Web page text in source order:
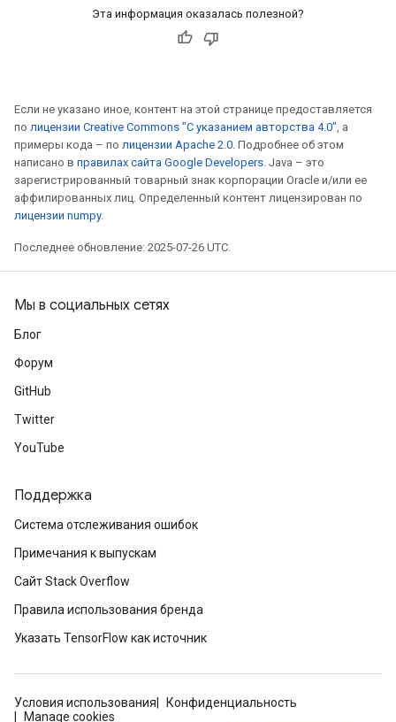
Эта информация оказалась полезной?
Если не указано иное, контент на этой странице предоставляется
по лицензии Creative Commons "С указанием авторства 4.0", а
примеры кода – по лицензии Apache 2.0. Подробнее об этом
написано в правилах сайта Google Developers. Java – это
зарегистрированный товарный знак корпорации Oracle и/или ее
аффилированных лиц. Определенный контент лицензирован по
лицензии numpy.
Последнее обновление: 2025-07-26 UTC.
Мы в социальных сетях
Блог
Форум
GitHub
Twitter
YouTube
Поддержка
Система отслеживания ошибок
Примечания к выпускам
Сайт Stack Overflow
Правила использования бренда
Указать TensorFlow как источник
Условия использования
Конфиденциальность
Manage cookies